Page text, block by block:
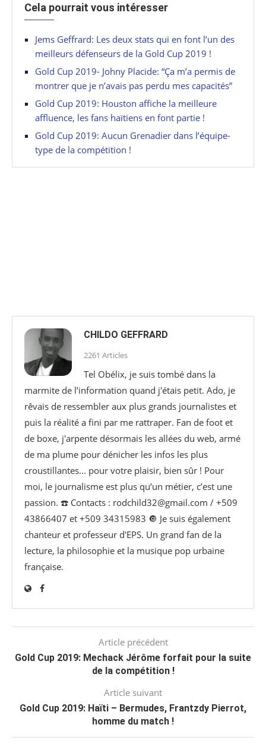
Cela pourrait vous intéresser
Jems Geffrard: Les deux stats qui en font l’un des
meilleurs défenseurs de la Gold Cup 2019 !
Gold Cup 2019- Johny Placide: “Ça m’a permis de
montrer que je n’avais pas perdu mes capacités”
Gold Cup 2019: Houston affiche la meilleure
affluence, les fans haïtiens en font partie !
Gold Cup 2019: Aucun Grenadier dans l’équipe-
type de la compétition !
CHILDO GEFFRARD
2261 Articles
Tel Obélix, je suis tombé dans la
marmite de l’information quand j'étais petit. Ado, je
rêvais de ressembler aux plus grands journalistes et
puis la réalité a fini par me rattraper. Fan de foot et
de boxe, j'arpente désormais les allées du web, armé
de ma plume pour dénicher les infos les plus
croustillantes... pour votre plaisir, bien sûr ! Pour
moi, le journalisme est plus qu’un métier, c’est une
passion. ☎️ Contacts : rodchild32@gmail.com / +509
43866407 et +509 34315983 🔘 Je suis également
chanteur et professeur d'EPS. Un grand fan de la
lecture, la philosophie et la musique pop urbaine
française.
Article précédent
Gold Cup 2019: Mechack Jérôme forfait pour la suite
de la compétition !
Article suivant
Gold Cup 2019: Haïti – Bermudes, Frantzdy Pierrot,
homme du match !